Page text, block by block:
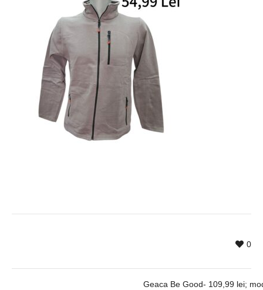
0
Geaca Be Good- 109,99 lei;